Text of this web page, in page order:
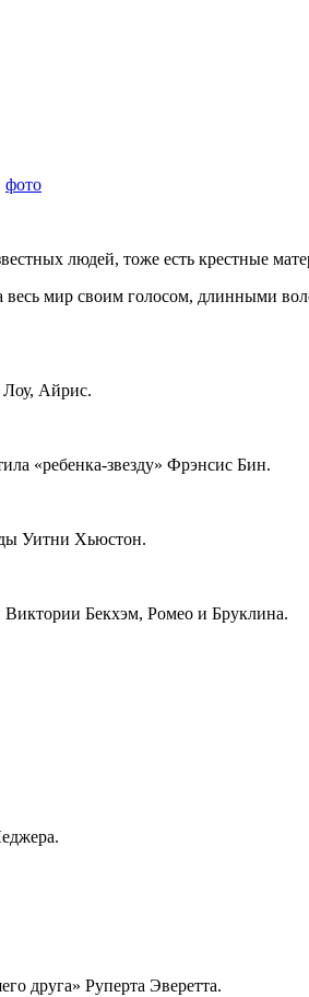
фото
людей, тоже есть крестные
весь мир своим голосом, длинными
Лоу, Айрис.
«ребенка-звезду» Фрэнсис Бин.
Уитни Хьюстон.
Виктории Бекхэм, Ромео и Бруклина.
друга» Руперта Эверетта.